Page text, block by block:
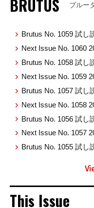
BRUTUS ブルー
Brutus No. 1059 試し
Next Issue No. 1060
Brutus No. 1058 試し
Next Issue No. 1059
Brutus No. 1057 試し
Next Issue No. 1058
Brutus No. 1056 試し
Next Issue No. 1057
Brutus No. 1055 試し
This Issue